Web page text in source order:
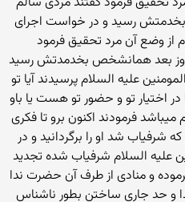
رسید و در خواست اجرای
از وضع آن مرد تحقیق فرمود
بعد همانشخص بخدمدتش رسید
علیه السلام پرسیدند آیا تو
اختیار تو و حضور تو هست یا باو
فرمودند اکنون برو تا فکری
شرفیاب شد او را برگردانید و در
علیه السلام شرفیاب شده تجدید
و منادی از طرف آن حضرت ندا
و حد جاری ساختن بطور ناشناس